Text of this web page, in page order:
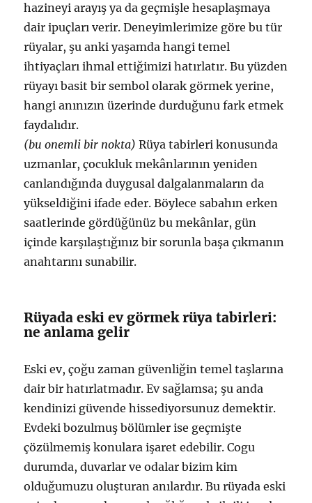
hazineyi arayış ya da geçmişle hesaplaşmaya
dair ipuçları verir. Deneyimlerimize göre bu tür
rüyalar, şu anki yaşamda hangi temel
ihtiyaçları ihmal ettiğimizi hatırlatır. Bu yüzden
rüyayı basit bir sembol olarak görmek yerine,
hangi anınızın üzerinde durduğunu fark etmek
faydalıdır.
(bu onemli bir nokta) Rüya tabirleri konusunda
uzmanlar, çocukluk mekânlarının yeniden
canlandığında duygusal dalgalanmaların da
yükseldiğini ifade eder. Böylece sabahın erken
saatlerinde gördüğünüz bu mekânlar, gün
içinde karşılaştığınız bir sorunla başa çıkmanın
anahtarını sunabilir.
Rüyada eski ev görmek rüya tabirleri:
ne anlama gelir
Eski ev, çoğu zaman güvenliğin temel taşlarına
dair bir hatırlatmadır. Ev sağlamsa; şu anda
kendinizi güvende hissediyorsunuz demektir.
Evdeki bozulmuş bölümler ise geçmişte
çözülmemiş konulara işaret edebilir. Cogu
durumda, duvarlar ve odalar bizim kim
olduğumuzu oluşturan anılardır. Bu rüyada eski